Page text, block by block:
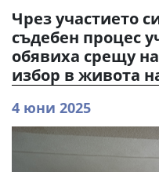
Чрез участието
съдебен процес
обявиха срещу
избор в живота
4 юни 2025